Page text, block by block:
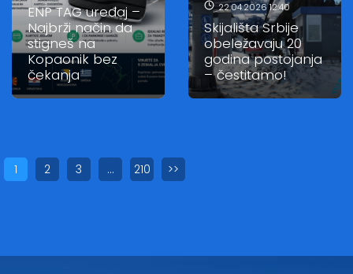
ENP TAG uređaj –
Najbrži način da
stigneš na
Kopaonik bez
čekanja
22.04.2026 12:40
Skijališta Srbije
obeležavaju 20
godina postojanja
– čestitamo!
1 2 3 … 210 >>